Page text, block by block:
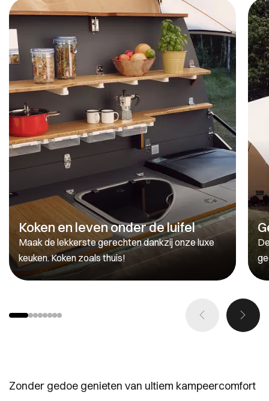
Koken en leven onder de luifel
Maak de lekkerste gerechten dankzij onze luxe
keuken. Koken zoals thuis!
Zonder gedoe genieten van ultiem kampeercomfort